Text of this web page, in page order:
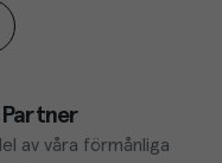
Partner
av våra förmånliga